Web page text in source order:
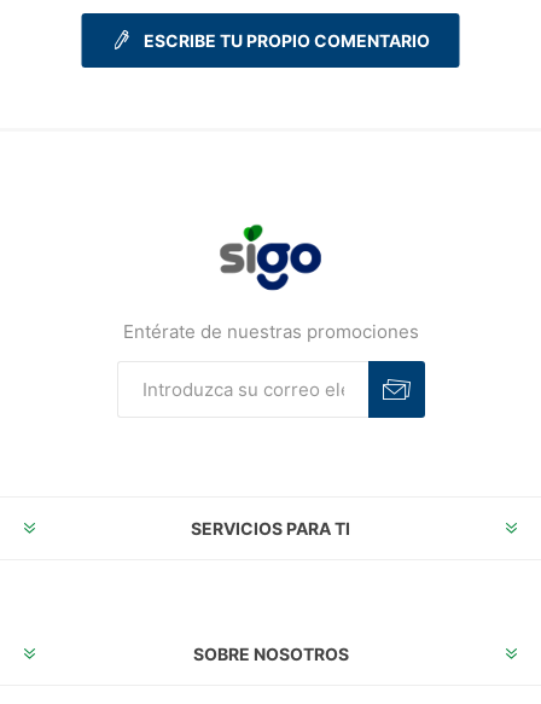
ESCRIBE TU PROPIO COMENTARIO
Entérate de nuestras promociones
SERVICIOS PARA TI
SOBRE NOSOTROS